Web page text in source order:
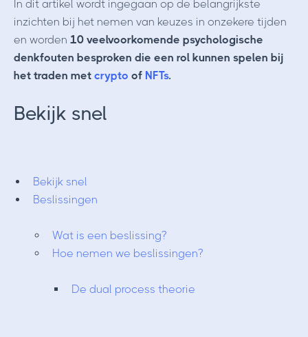
In dit artikel wordt ingegaan op de belangrijkste
inzichten bij het nemen van keuzes in onzekere tijden
en worden 10 veelvoorkomende psychologische
denkfouten besproken die een rol kunnen spelen bij
het traden met crypto of NFTs.
Bekijk snel
Bekijk snel
Beslissingen
Wat is een beslissing?
Hoe nemen we beslissingen?
De dual process theorie